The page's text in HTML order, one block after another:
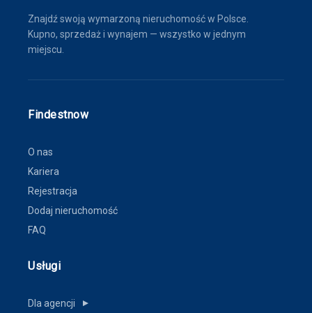
Znajdź swoją wymarzoną nieruchomość w Polsce.
Kupno, sprzedaż i wynajem — wszystko w jednym
miejscu.
Findestnow
O nas
Kariera
Rejestracja
Dodaj nieruchomość
FAQ
Usługi
Dla agencji ▼